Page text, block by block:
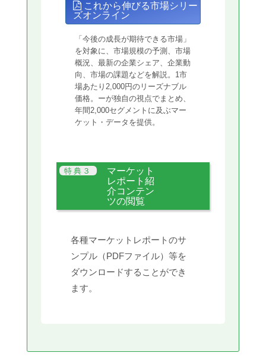
これから伸びる市場シリー
ズオンライン
「今後の成長が期待できる市場」
を対象に、市場規模の予測、市場
概況、最新の企業シェア、企業動
向、市場の課題などを解説。1市
場あたり2,000円のリーズナブル
価格。ーが独自の視点でまとめ、
年間2,000セグメントに及ぶマー
ケット・データを提供。
マーケット
レポート紹
介コンテン
ツの閲覧
各種マーケットレポートのサ
ンプル（PDFファイル）等を
ダウンロードすることができ
ます。